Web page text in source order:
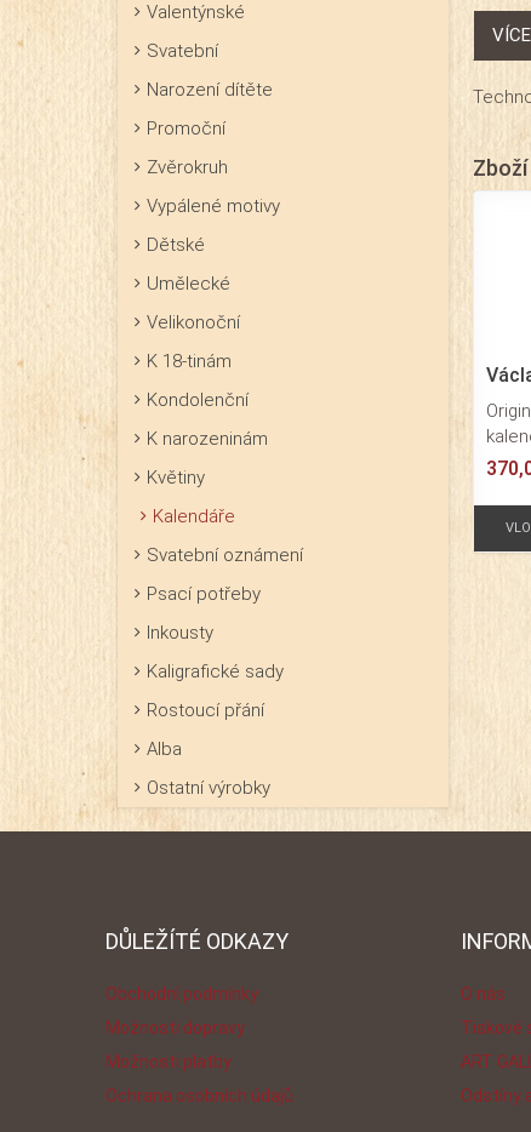
o
Valentýnské
Svatební
Narození dítěte
Promoční
Zvěrokruh
Vypálené motivy
Dětské
Umělecké
Velikonoční
K 18-tinám
Kondolenční
K narozeninám
Květiny
Kalendáře
Svatební oznámení
Psací potřeby
Inkousty
Kaligrafické sady
Rostoucí přání
Alba
Ostatní výrobky
DŮLEŽÍTÉ ODKAZY
Obchodní podmínky
Možnosti dopravy
Možnosti platby
Ochrana osobních údajů
O nás
Tiskové
ART
Odstíny